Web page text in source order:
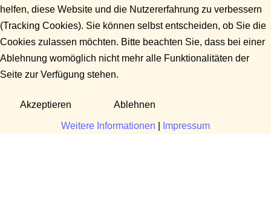
helfen, diese Website und die Nutzererfahrung zu verbessern
(Tracking Cookies). Sie können selbst entscheiden, ob Sie die
Cookies zulassen möchten. Bitte beachten Sie, dass bei einer
Ablehnung womöglich nicht mehr alle Funktionalitäten der
Seite zur Verfügung stehen.
Akzeptieren Ablehnen
Weitere Informationen Impressum